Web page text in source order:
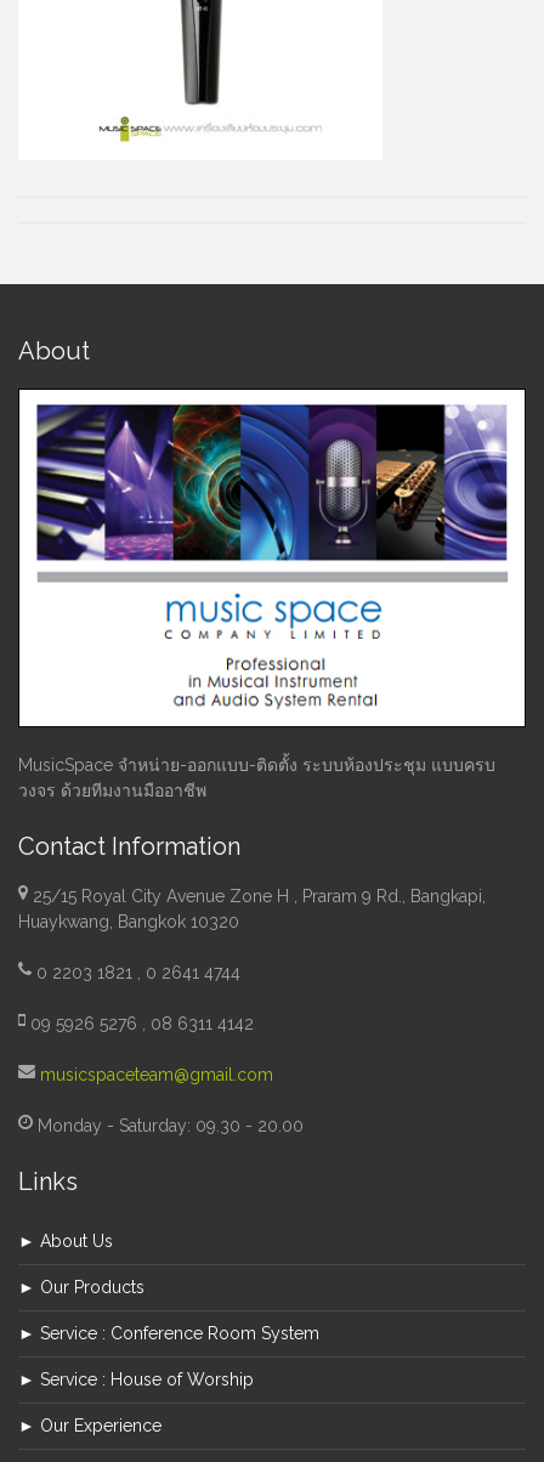
About
MusicSpace จำหน่าย-ออกแบบ-ติดตั้ง ระบบห้องประชุม แบบครบ
วงจร ด้วยทีมงานมืออาชีพ
Contact Information
25/15 Royal City Avenue Zone H , Praram 9 Rd., Bangkapi,
Huaykwang, Bangkok 10320
0 2203 1821 , 0 2641 4744
09 5926 5276 , 08 6311 4142
musicspaceteam@gmail.com
Monday - Saturday: 09.30 - 20.00
Links
► About Us
► Our Products
► Service : Conference Room System
► Service : House of Worship
► Our Experience